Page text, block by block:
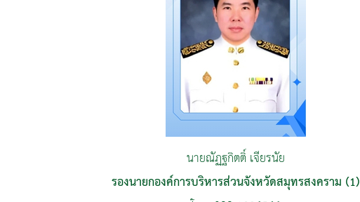
นายณัฏฐกิตติ์ เจียรนัย
รองนายกองค์การบริหารส่วนจังหวัดสมุทรสงคราม (1)